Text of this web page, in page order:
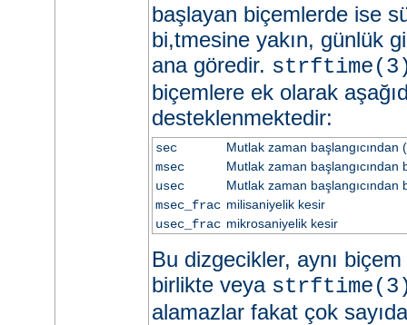
başlayan biçemlerde ise
bi,tmesine yakın, günlük
ana göredir.
biçemlere ek olarak
desteklenmektedir:
sec
Mutlak zaman başlangıcından
msec
Mutlak zaman başlangıcından
usec
Mutlak zaman başlangıcından
msec_frac milisaniyelik kesir
usec_frac mikrosaniyelik kesir
Bu dizgecikler, aynı
birlikte veya
alamazlar fakat çok